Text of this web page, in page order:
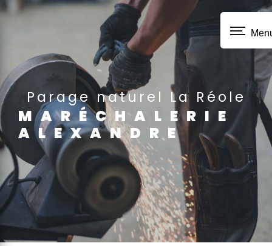
parage naturel La Réole
MARÉCHALERIE
ALEXANDRE
Panneau de gestion des cookies